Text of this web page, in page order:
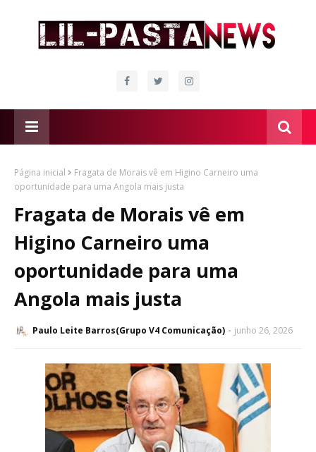
Página inicial
Fragata de Morais vê em Higino Carneiro uma
oportunidade para uma Angola mais justa
Fragata de Morais vê em
Higino Carneiro uma
oportunidade para uma
Angola mais justa
Paulo Leite Barros(Grupo V4 Comunicação) junho 26, 2026